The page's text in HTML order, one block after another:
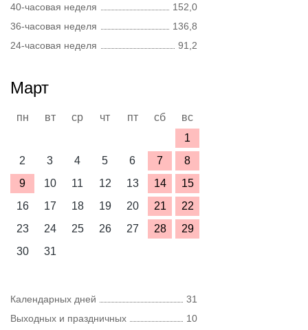
40-часовая неделя
152,0
36-часовая неделя
136,8
24-часовая неделя
91,2
Март
пн вт ср чт пт сб
вс
1
2
3 4 5 6 7
8
9
10 11 12 13 14
15
16
17 18 19 20 21
22
23
24 25 26 27 28
29
30
31
Календарных дней
31
Выходных и праздничных
10